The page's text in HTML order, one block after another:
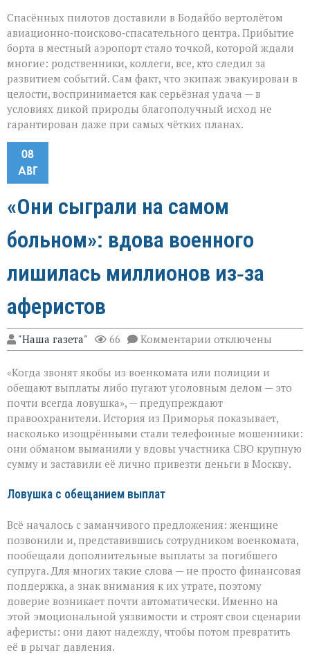
Спасённых пилотов доставили в Бодайбо вертолётом
авиационно‑поисково‑спасательного центра. Прибытие
борта в местный аэропорт стало точкой, которой ждали
многие: родственники, коллеги, все, кто следил за
развитием событий. Сам факт, что экипаж эвакуирован в
целости, воспринимается как серьёзная удача — в
условиях дикой природы благополучный исход не
гарантирован даже при самых чётких планах.
08
АВГ
«Они сыграли на самом
больном»: вдова военного
лишилась миллионов из‑за
аферистов
"Наша газета" 66 Комментарии к
записи
сыграли
на
самом
больном»:
вдова
военного
лишилась
миллионов
из‑за
отключены
«Когда звонят якобы из военкомата или полиции и
обещают выплаты либо пугают уголовным делом — это
почти всегда ловушка», — предупреждают
правоохранители. История из Приморья показывает,
насколько изощрёнными стали телефонные мошенники:
они обманом выманили у вдовы участника СВО крупную
сумму и заставили её лично привезти деньги в Москву.
Ловушка с обещанием выплат
Всё началось с заманчивого предложения: женщине
позвонили и, представившись сотрудником военкомата,
пообещали дополнительные выплаты за погибшего
супруга. Для многих такие слова — не просто финансовая
поддержка, а знак внимания к их утрате, поэтому
доверие возникает почти автоматически. Именно на
этой эмоциональной уязвимости и строят свои сценарии
аферисты: они дают надежду, чтобы потом превратить
её в рычаг давления.